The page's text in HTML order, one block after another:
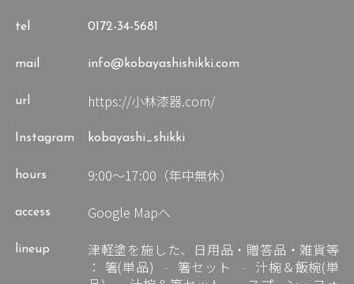
tel 0172-34-5681
mail info@kobayashishikki.com
url https://小林漆器.com/
Instagram kobayashi_shikki
hours 9:00～17:00（年中無休）
access Google Mapへ
lineup
津軽塗を施した、日用品・贈答品・雑貨等
： 箸(単品) 箸セット
汁椀＆飯椀(単